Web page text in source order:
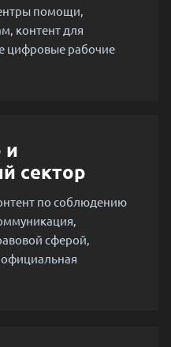
помощи,
контент для
цифровые рабочие
и
сектор
по соблюдению
сферой,